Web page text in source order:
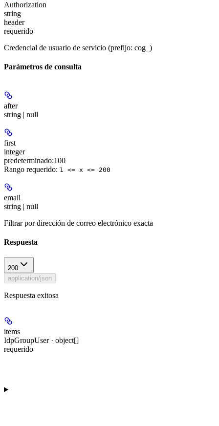
Authorization
string
header
requerido
Credencial de usuario de servicio (prefijo: cog_)
Parámetros de consulta
after
string | null
first
integer
predeterminado:100
Rango requerido: 1 <= x <= 200
email
string | null
Filtrar por dirección de correo electrónico exacta
Respuesta
200
application/json
Respuesta exitosa
items
IdpGroupUser · object[]
requerido